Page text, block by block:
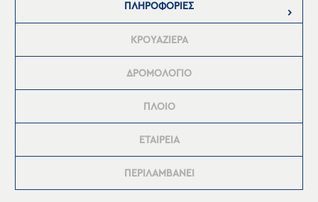
ΠΛΗΡΟΦΟΡΙΕΣ
ΚΡΟΥΑΖΙΕΡΑ
ΔΡΟΜΟΛΟΓΙΟ
ΠΛΟΙΟ
ΕΤΑΙΡΕΙΑ
ΠΕΡΙΛΑΜΒΑΝΕΙ